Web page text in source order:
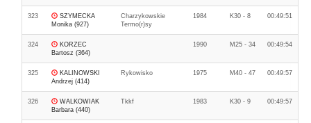
323
SZYMECKA
Monika (927)
Charzykowskie
Termo(r)sy
1984 K30 - 8 00:49:51
324
KORZEC
Bartosz (364)
1990 M25 - 34 00:49:54
325
KALINOWSKI
Andrzej (414)
Rykowisko 1975 M40 - 47 00:49:57
326
WALKOWIAK
Barbara (440)
Tkkf 1983 K30 - 9 00:49:57